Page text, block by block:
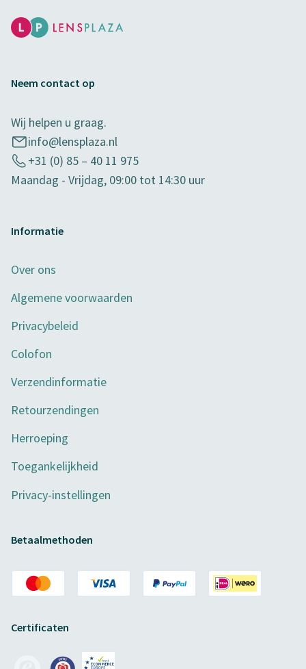
Neem contact op
Wij helpen u graag.
info@lensplaza.nl
+31 (0) 85 – 40 11 975
Maandag - Vrijdag, 09:00 tot 14:30 uur
Informatie
Over ons
Algemene voorwaarden
Privacybeleid
Colofon
Verzendinformatie
Retourzendingen
Herroeping
Toegankelijkheid
Privacy-instellingen
Betaalmethoden
Certificaten